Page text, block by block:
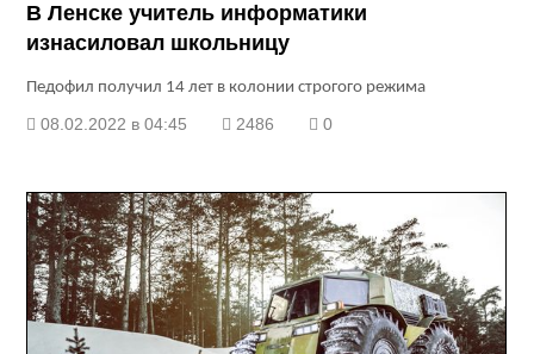
В Ленске учитель информатики
изнасиловал школьницу
Педофил получил 14 лет в колонии строгого режима
08.02.2022 в 04:45 2486 0